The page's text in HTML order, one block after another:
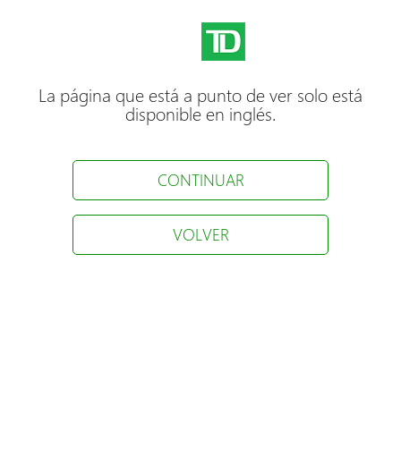
La página que está a punto de ver solo está
disponible en inglés.
CONTINUAR
VOLVER